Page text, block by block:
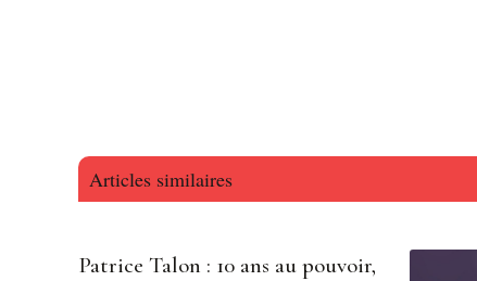
Articles similaires
Patrice Talon : 10 ans au pouvoir,